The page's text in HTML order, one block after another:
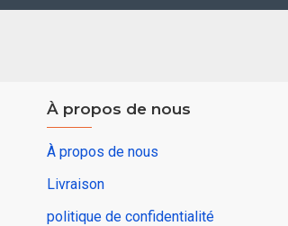
À propos de nous
À propos de nous
Livraison
politique de confidentialité